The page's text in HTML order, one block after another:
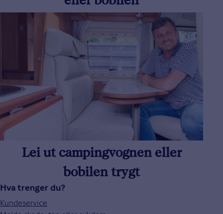
Lei ut campingvognen eller
bobilen trygt
Hva trenger du?
Kundeservice